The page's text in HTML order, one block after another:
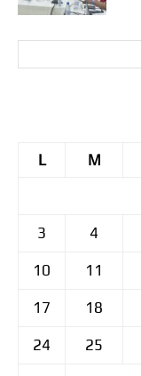
L M
3 4
10 11
17 18
24 25